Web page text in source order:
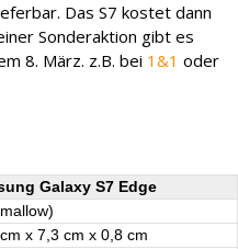
Das S7 kostet dann
Sonderaktion gibt es
8. März. z.B. bei 1&1 oder
Galaxy S7 Edge
x 7,3 cm x 0,8 cm